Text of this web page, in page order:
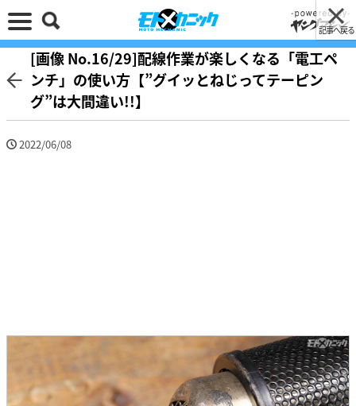
記事へ戻る
[画像 No.16/29]配線作業が楽しくなる「電工ペ
ンチ」の使い方【”グイッとねじってテーピン
グ”は大間違い!!】
2022/06/08